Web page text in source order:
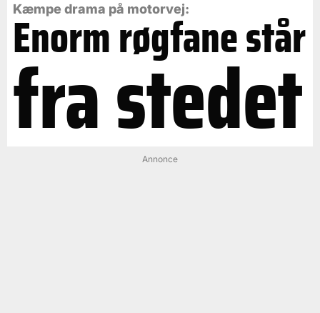
Kæmpe drama på motorvej:
Enorm røgfane står
fra stedet
Annonce